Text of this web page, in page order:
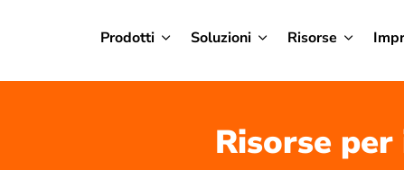
Prodotti Soluzioni Risorse
Risorse